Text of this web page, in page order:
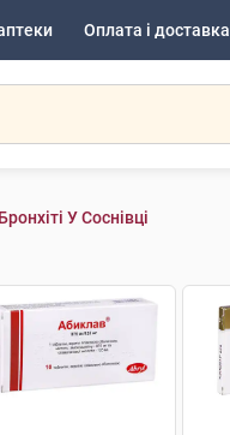
Оплата і доставка
У Соснівці